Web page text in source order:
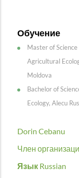
Обучение
Master of
Agricultural
Moldova
Bachelor of
Ecology, Alecu
Dorin Cebanu
Член
Язык Russian